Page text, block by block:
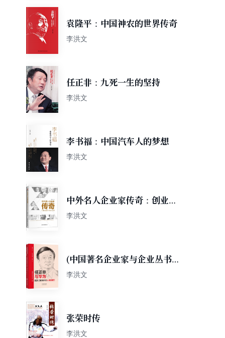
袁隆平：中国神农的世界传奇
李洪文
任正非：九死一生的坚持
李洪文
李书福：中国汽车人的梦想
李洪文
中外名人企业家传奇：创业能
赢40 堂白金课
李洪文
(中国著名企业家与企业丛书)
任正非与华为（汉英对照）
李洪文
张荣时传
李洪文